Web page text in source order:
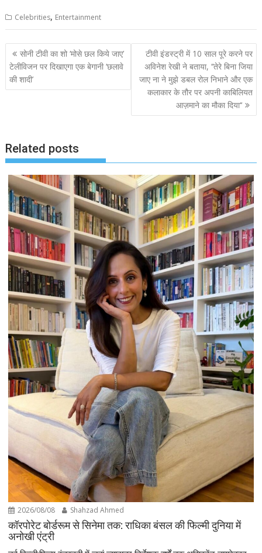
Celebrities, Entertainment
Post
navigation
सोनी टीवी का शो ‘मोसे छल किये जाए’
टेलीविजन पर दिखाएगा एक बेगानी ‘छलावे
की शादी’
टीवी इंडस्ट्री में 10 साल पूरे करने पर
अविनेश रेखी ने बताया, ‘‘तेरे बिना जिया
जाए ना ने मुझे डबल रोल निभाने और एक
कलाकार के तौर पर अपनी काबिलियत
आज़माने का मौका दिया‘‘
Related posts
2026/08/08 Shahzad Ahmed
कॉरपोरेट बोर्डरूम से सिनेमा तक: राधिका बंसल की फिल्मी दुनिया में
अनोखी एंट्री